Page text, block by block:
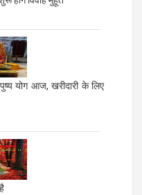
योग आज, खरीदारी के लिए